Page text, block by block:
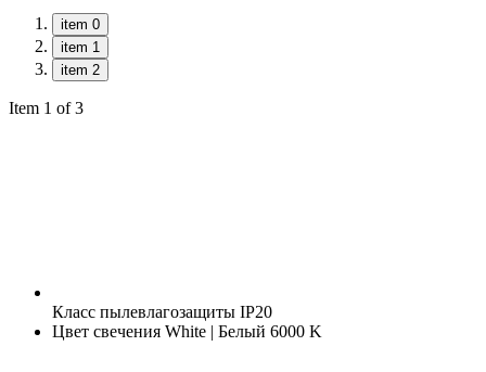
item 0
item 1
item 2
Item 1 of 3
Класс пылевлагозащиты IP20
Цвет свечения White | Белый 6000 K